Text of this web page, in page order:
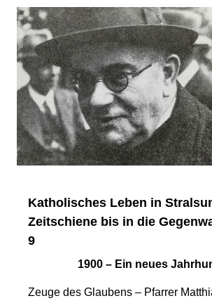
Katholisches Leben in
Zeitschiene bis in die
9
1900 – Ein neues
Zeuge des Glaubens – Pfarrer